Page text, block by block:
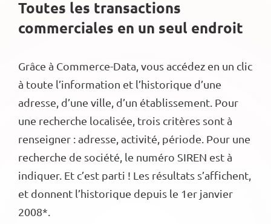
Toutes les transactions
commerciales en un seul endroit
Grâce à Commerce-Data, vous accédez en un clic
à toute l’information et l’historique d’une
adresse, d’une ville, d’un établissement. Pour
une recherche localisée, trois critères sont à
renseigner : adresse, activité, période. Pour une
recherche de société, le numéro SIREN est à
indiquer. Et c’est parti ! Les résultats s’affichent,
et donnent l’historique depuis le 1er janvier
2008*.